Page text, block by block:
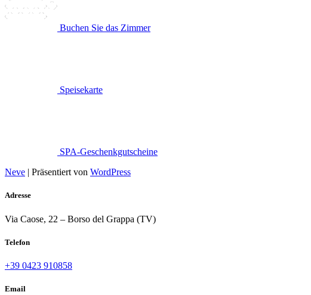
Buchen Sie das Zimmer
Speisekarte
SPA-Geschenkgutscheine
Neve | Präsentiert von WordPress
Adresse
Via Caose, 22 – Borso del Grappa (TV)
Telefon
+39 0423 910858
Email